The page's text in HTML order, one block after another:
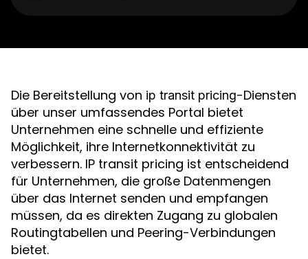
Die Bereitstellung von ip transit pricing-Diensten
über unser umfassendes Portal bietet
Unternehmen eine schnelle und effiziente
Möglichkeit, ihre Internetkonnektivität zu
verbessern. IP transit pricing ist entscheidend
für Unternehmen, die große Datenmengen
über das Internet senden und empfangen
müssen, da es direkten Zugang zu globalen
Routingtabellen und Peering-Verbindungen
bietet.